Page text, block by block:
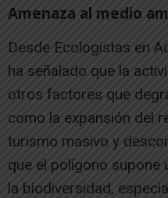
Amenaza al medio
Desde Ecologistas en
ha señalado que la
otros factores que
como la expansión del
turismo masivo y
que el polígono supone
la biodiversidad,